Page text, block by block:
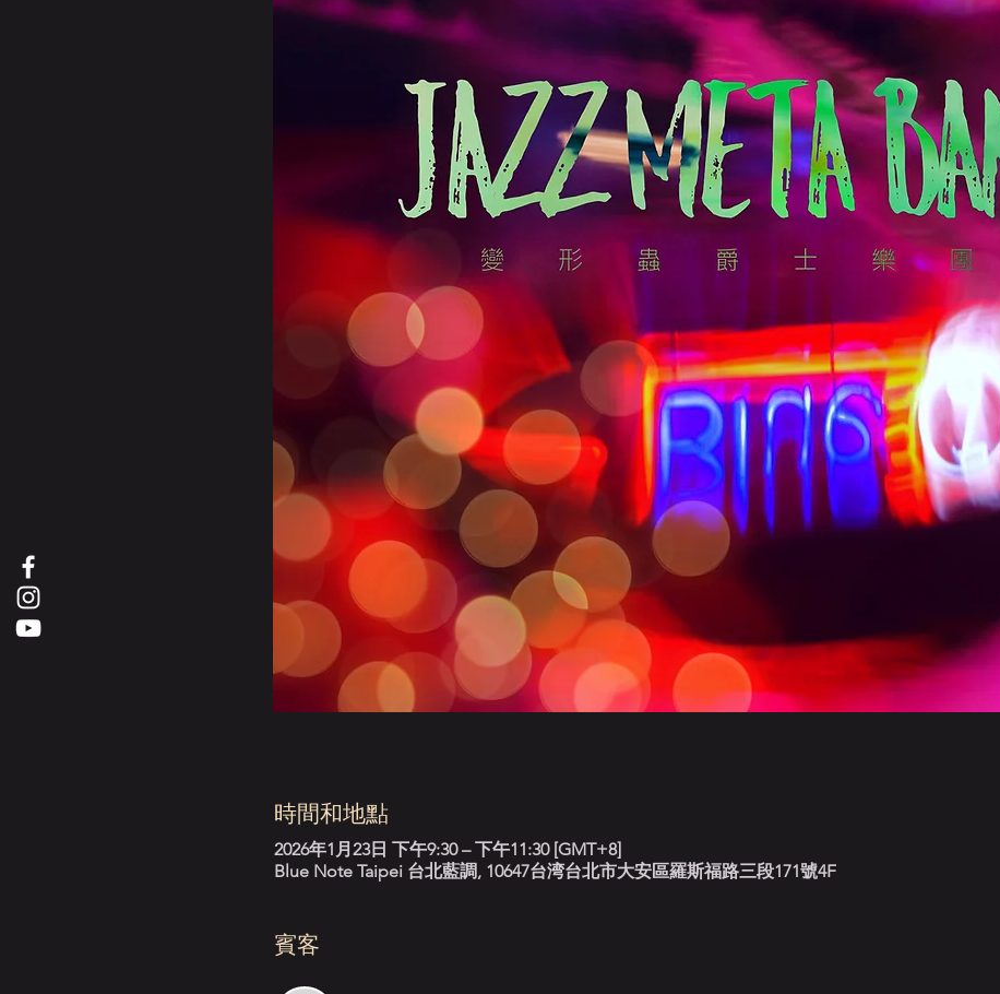
時間和地點
2026年1月23日 下午9:30 – 下午11:30 [GMT+8]
Blue Note Taipei 台北藍調, 10647台湾台北市大安區羅斯福路三段171號4F
賓客